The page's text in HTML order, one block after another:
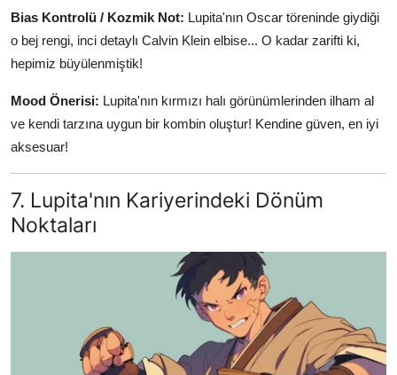
Bias Kontrolü / Kozmik Not: Lupita'nın Oscar töreninde giydiği
o bej rengi, inci detaylı Calvin Klein elbise... O kadar zarifti ki,
hepimiz büyülenmiştik!
Mood Önerisi: Lupita'nın kırmızı halı görünümlerinden ilham al
ve kendi tarzına uygun bir kombin oluştur! Kendine güven, en iyi
aksesuar!
7. Lupita'nın Kariyerindeki Dönüm
Noktaları